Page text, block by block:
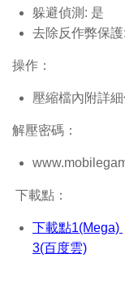
躲避偵測: 是
去除反作弊保護
操作：
壓縮檔內附詳
解壓密碼：
下載點：
下載點1(Mega)
3(百度雲)